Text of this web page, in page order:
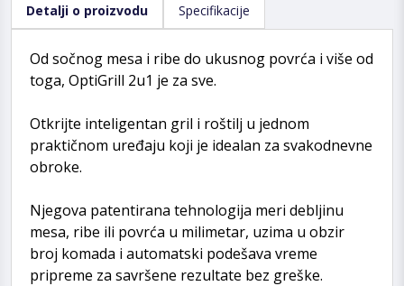
Detalji o proizvodu Specifikacije
Od sočnog mesa i ribe do ukusnog povrća i više od
toga, OptiGrill 2u1 je za sve.
Otkrijte inteligentan gril i roštilj u jednom
praktičnom uređaju koji je idealan za svakodnevne
obroke.
Njegova patentirana tehnologija meri debljinu
mesa, ribe ili povrća u milimetar, uzima u obzir
broj komada i automatski podešava vreme
pripreme za savršene rezultate bez greške.